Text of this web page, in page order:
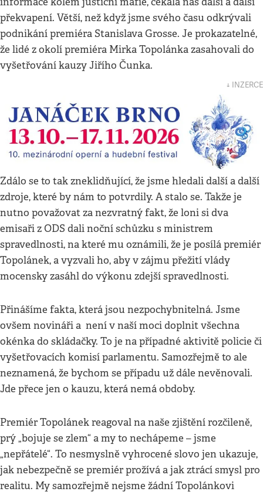
překvapení. Větší, než když jsme svého času odkrývali
podnikání premiéra Stanislava Grosse. Je prokazatelné,
že lidé z okolí premiéra Mirka Topolánka zasahovali do
vyšetřování kauzy Jiřího Čunka.
↓ INZERCE
Zdálo se to tak zneklidňující, že jsme hledali další a další
zdroje, které by nám to potvrdily. A stalo se. Takže je
nutno považovat za nezvratný fakt, že loni si dva
emisaři z ODS dali noční schůzku s ministrem
spravedlnosti, na které mu oznámili, že je posílá premiér
Topolánek, a vyzvali ho, aby v zájmu přežití vlády
mocensky zasáhl do výkonu zdejší spravedlnosti.
Přinášíme fakta, která jsou nezpochybnitelná. Jsme
ovšem novináři a není v naší moci doplnit všechna
okénka do skládačky. To je na případné aktivitě policie či
vyšetřovacích komisí parlamentu. Samozřejmě to ale
neznamená, že bychom se případu už dále nevěnovali.
Jde přece jen o kauzu, která nemá obdoby.
Premiér Topolánek reagoval na naše zjištění rozčileně,
prý „bojuje se zlem“ a my to nechápeme – jsme
„nepřátelé“. To nesmyslně vyhrocené slovo jen ukazuje,
jak nebezpečně se premiér prožívá a jak ztrácí smysl pro
realitu. My samozřejmě nejsme žádní Topolánkovi